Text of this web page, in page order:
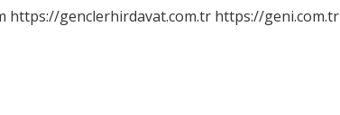
https://genclerhirdavat.com.tr https://geni.com.tr